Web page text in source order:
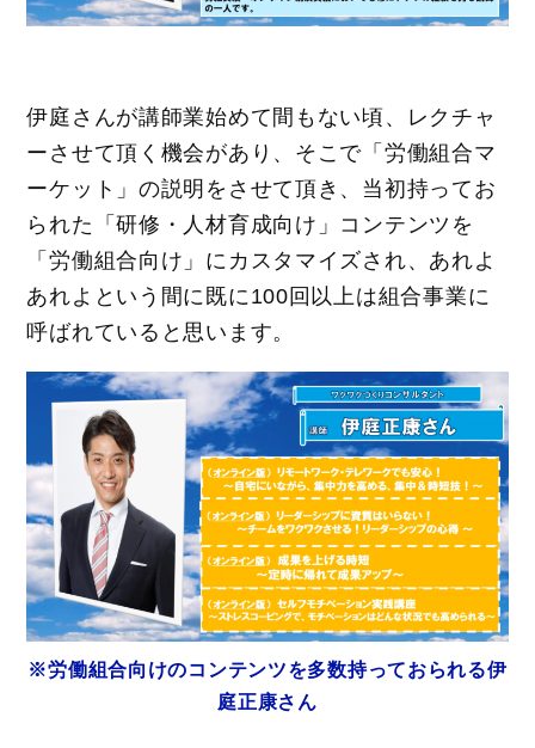
伊庭さんが講師業始めて間もない頃、レクチャ
ーさせて頂く機会があり、そこで「労働組合マ
ーケット」の説明をさせて頂き、当初持ってお
られた「研修・人材育成向け」コンテンツを
「労働組合向け」にカスタマイズされ、あれよ
あれよという間に既に100回以上は組合事業に
呼ばれていると思います。
※労働組合向けのコンテンツを多数持っておられる伊
庭正康さん